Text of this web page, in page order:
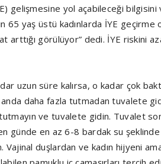
gelişmesine yol açabileceği bilgisini
65 yaş üstü kadınlarda İYE geçirme
arttığı görülüyor” dedi. İYE riskini
uzun süre kalırsa, o kadar çok
daha fazla tutmadan tuvalete
ve tuvalete gidin. Tuvalet
günde en az 6-8 bardak su şeklinde
Vajinal duşlardan ve kadın hijyeni